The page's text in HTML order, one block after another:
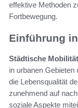
effektive Methoden
Fortbewegung.
Einführung
Städtische Mobilität
in urbanen
die Lebensqualität
zunehmend auf
soziale Aspekte